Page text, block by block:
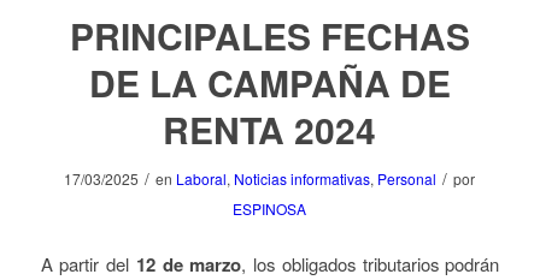
PRINCIPALES FECHAS
DE LA CAMPAÑA DE
RENTA 2024
17/03/2025 / en Laboral, Noticias informativas, Personal / por
ESPINOSA
A partir del 12 de marzo, los obligados tributarios podrán